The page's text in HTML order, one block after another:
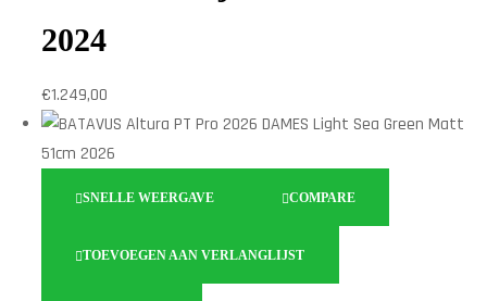
2024
€1.249,00
SNELLE WEERGAVE COMPARE
TOEVOEGEN AAN VERLANGLIJST